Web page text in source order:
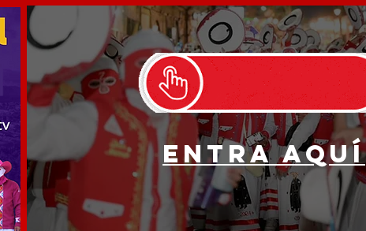
Entra aquí